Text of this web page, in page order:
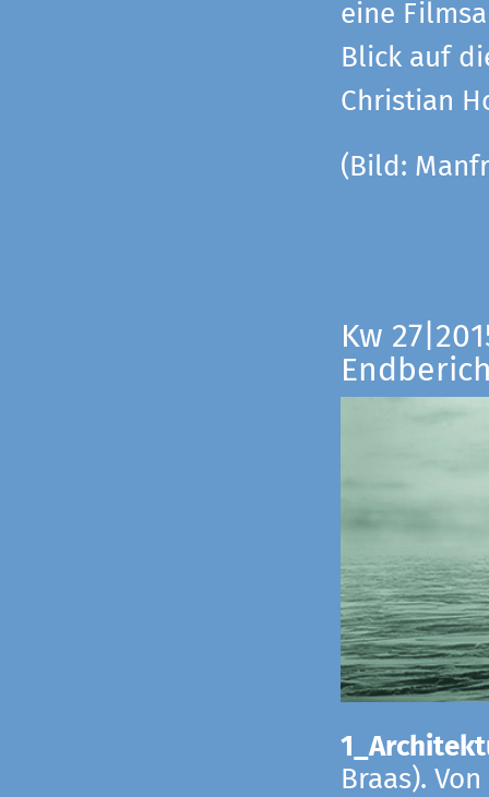
eine
Blick auf
Christian
(Bild:
Kw
Braas).